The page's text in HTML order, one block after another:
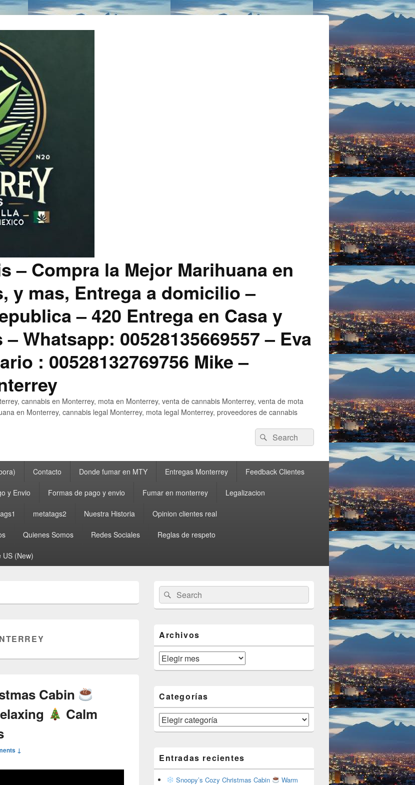
– Compra la Mejor Marihuana en
y mas, Entrega a domicilio –
– 420 Entrega en Casa y
Whatsapp: 00528135669557 – Eva
: 00528132769756 Mike –
cannabis en Monterrey, mota en Monterrey, venta de cannabis Monterrey, venta de mota
en Monterrey, cannabis legal Monterrey, mota legal Monterrey, proveedores de cannabis
Search
for:
Search
Contacto Donde fumar en MTY Entregas Monterrey Feedback Clientes
y Envio Formas de pago y envio Fumar en monterrey Legalizacion
metatags2 Nuestra Historia Opinion clientes real
Quienes Somos Redes Sociales Reglas de respeto
US (New)
Cabin
Calm
↓
Primary
Sidebar
Widget
Area
Search
for:
Search
Archivos
Archivos
Categorías
Categorías
Entradas recientes
Snoopy’s Cozy Christmas Cabin
Warm